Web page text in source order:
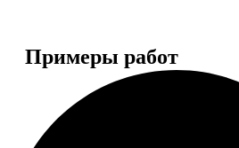
Примеры работ